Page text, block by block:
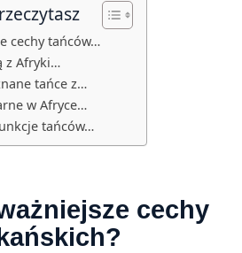
cechy tańców…
z Afryki…
tańce z…
w Afryce…
tańców…
cechy